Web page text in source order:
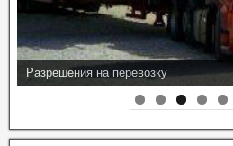
Разрешения на перевозку